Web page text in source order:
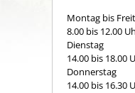
Montag bis
8.00 bis 12.00
14.00 bis 18.00
Donnerstag
14.00 bis 16.30